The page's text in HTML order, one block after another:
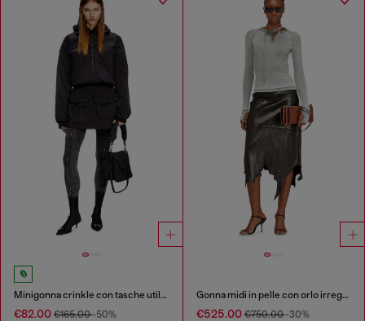
Minigonna crinkle con tasche utility
€82.00 €165.00-50%
Gonna midi in pelle con orlo irregolare
€525.00€750.00-30%